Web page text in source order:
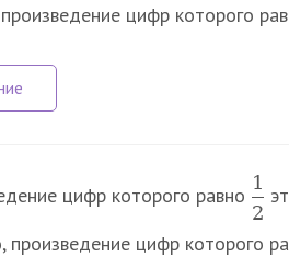
цифр которого
цифр которого равно
1
2
произведение цифр которого